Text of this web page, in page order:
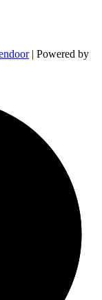
| Powered by